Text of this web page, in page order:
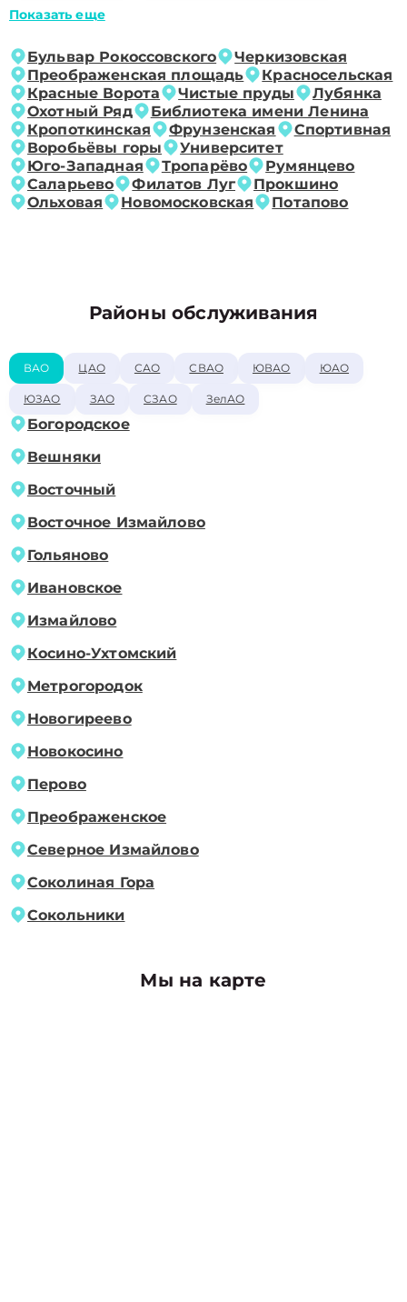
Показать еще
Бульвар Рокоссовского
Черкизовская
Преображенская площадь
Красносельская
Красные Ворота
Чистые пруды
Лубянка
Охотный Ряд
Библиотека имени Ленина
Кропоткинская
Фрунзенская
Спортивная
Воробьёвы горы
Университет
Юго-Западная
Тропарёво
Румянцево
Саларьево
Филатов Луг
Прокшино
Ольховая
Новомосковская Потапово
Районы обслуживания
ВАО ЦАО САО СВАО ЮВАО ЮАО
ЮЗАО ЗАО СЗАО ЗелАО
Богородское
Вешняки
Восточный
Восточное Измайлово
Гольяново
Ивановское
Измайлово
Косино-Ухтомский
Метрогородок
Новогиреево
Новокосино
Перово
Преображенское
Северное Измайлово
Соколиная Гора
Сокольники
Мы на карте